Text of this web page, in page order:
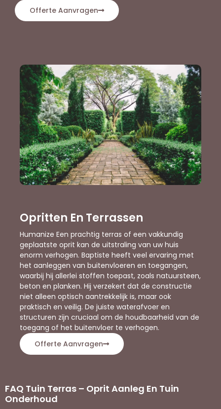
Offerte Aanvragen
Opritten En Terrassen
Humanize Een prachtig terras of een vakkundig
geplaatste oprit kan de uitstraling van uw huis
enorm verhogen. Baptiste heeft veel ervaring met
het aanleggen van buitenvloeren en toegangen,
waarbij hij allerlei stoffen toepast, zoals natuursteen,
beton en planken. Hij verzekert dat de constructie
niet alleen optisch aantrekkelijk is, maar ook
praktisch en veilig. De juiste waterafvoer en
structuren zijn cruciaal om de houdbaarheid van de
toegang of het buitenvloer te verhogen.
Offerte Aanvragen
FAQ Tuin Terras – Oprit Aanleg En Tuin
Onderhoud